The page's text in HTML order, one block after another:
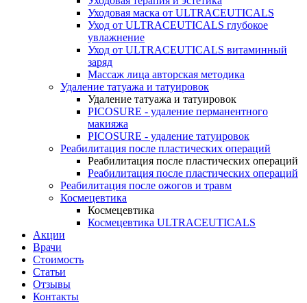
Уходовая маска от ULTRACEUTICALS
Уход от ULTRACEUTICALS глубокое
увлажнение
Уход от ULTRACEUTICALS витаминный
заряд
Массаж лица авторская методика
Удаление татуажа и татуировок
Удаление татуажа и татуировок
PICOSURE - удаление перманентного
макияжа
PICOSURE - удаление татуировок
Реабилитация после пластических операций
Реабилитация после пластических операций
Реабилитация после пластических операций
Реабилитация после ожогов и травм
Космецевтика
Космецевтика
Космецевтика ULTRACEUTICALS
Акции
Врачи
Стоимость
Статьи
Отзывы
Контакты